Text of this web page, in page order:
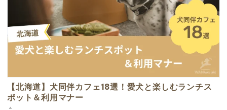
【北海道】犬同伴カフェ18選！愛犬と楽しむランチス
ポット＆利用マナー